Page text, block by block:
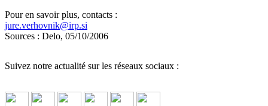
Pour en savoir plus, contacts :
jure.verhovnik@irp.si
Sources : Delo, 05/10/2006
Suivez notre actualité sur les réseaux sociaux :